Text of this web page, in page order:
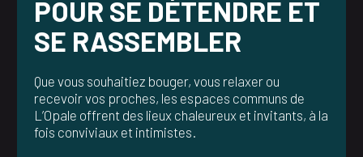
POUR SE DÉTENDRE ET
SE RASSEMBLER
Que vous souhaitiez bouger, vous relaxer ou
recevoir vos proches, les espaces communs de
L’Opale offrent des lieux chaleureux et invitants, à la
fois conviviaux et intimistes.